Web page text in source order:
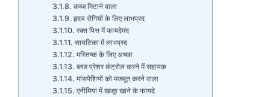
कब्ज मिटाने वाला
हृदय रोगियों के लिए लाभप्रद
रक्त पित्त में फायदेमंद
सायटिका में लाभप्रद
मस्तिष्क के लिए अच्छा
ब्लड प्रेशर कंट्रोल करने में सहायक
मांसपेशियों को मजबूत करने वाला
एनीमिया में खजूर खाने के फायदे